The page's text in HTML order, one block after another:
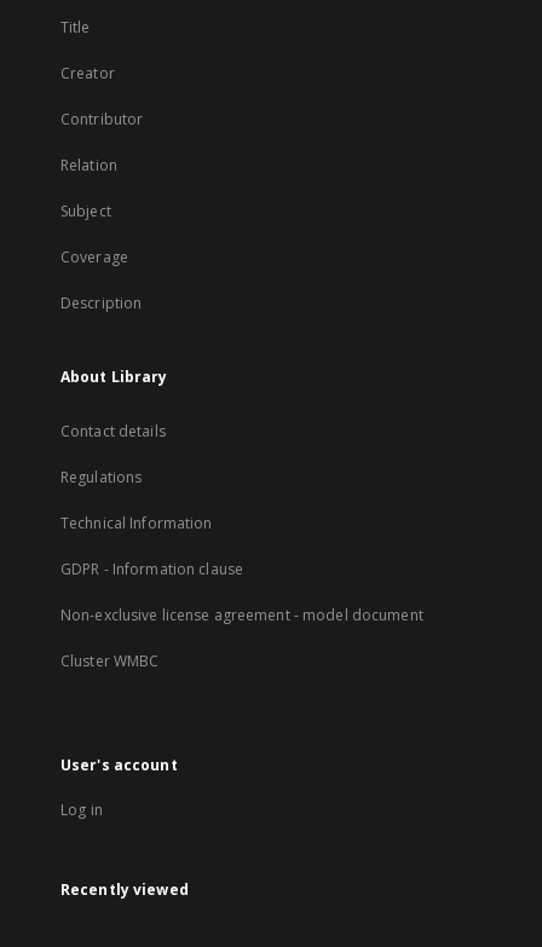
Title
Creator
Contributor
Relation
Subject
Coverage
Description
About Library
Contact details
Regulations
Technical Information
GDPR - Information clause
Non-exclusive license agreement - model document
Cluster WMBC
User's account
Log in
Recently viewed